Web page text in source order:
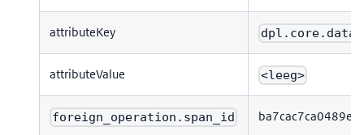
attributeKey
attributeValue <leeg>
foreign_operation.span_id